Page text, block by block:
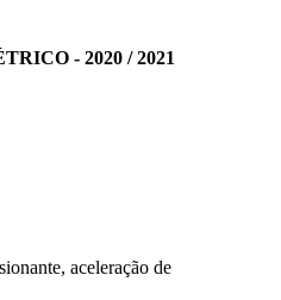
- 2020 / 2021
aceleração de